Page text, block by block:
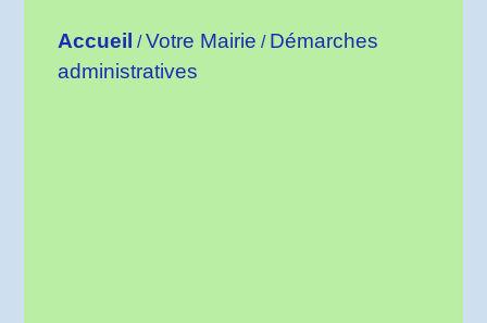
Accueil /Votre Mairie / Démarches
administratives